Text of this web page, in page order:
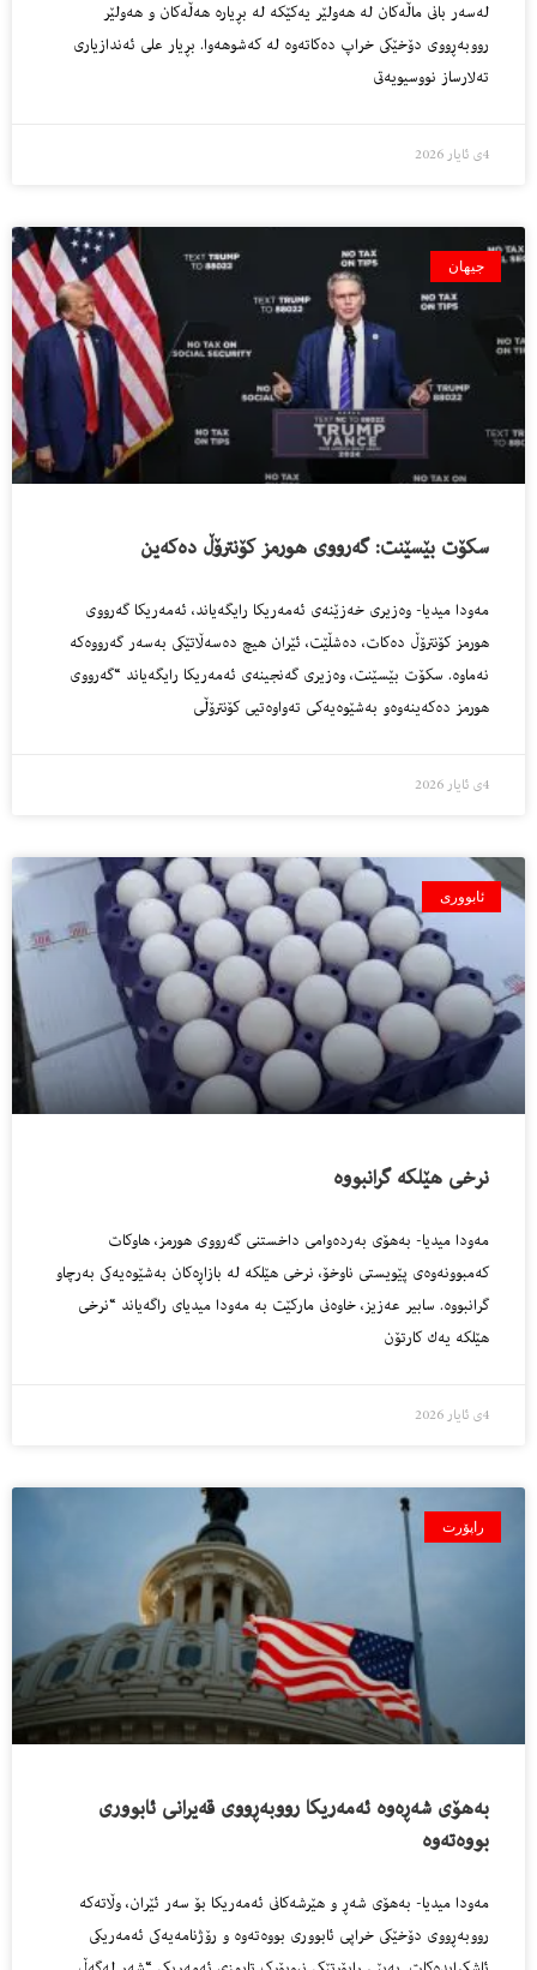
له‌سه‌ر بانى ماڵه‌كان له‌ هه‌ولێر یه‌كێكه‌ له‌ بڕیاره‌ هه‌ڵه‌كان و هه‌ولێر
رووبه‌ڕووى دۆخێكى خراپ ده‌كاته‌وه‌ له‌ كه‌شوهه‌وا. بڕیار علی ئەندازیاری
تەلارساز نووسیویه‌تى
4ی ئایار 2026
جیهان
سكۆت بێسێنت: گه‌رووى هورمز كۆنترۆڵ ده‌كه‌ین
مه‌ودا میدیا- وه‌زیرى خه‌زێنه‌ى ئه‌مه‌ریكا رایگه‌یاند، ئه‌مه‌ریكا گه‌رووى
هورمز كۆنترۆڵ ده‌كات، ده‌شڵێت، ئێران هیچ ده‌سه‌ڵاتێكى به‌سه‌ر گه‌رووه‌كه‌
نه‌ماوه‌. سکۆت بێسێنت، وه‌زیری گه‌نجینه‌ی ئه‌مه‌ریكا رایگه‌یاند “گه‌رووی
هورمز ده‌كه‌ینه‌وه‌و به‌شێوه‌یه‌كی ته‌واوه‌تیی كۆنترۆڵی
4ی ئایار 2026
ئابووری
نرخى هێلكه‌ گرانبووه‌
مه‌ودا میدیا- به‌هۆى به‌رده‌وامى داخستنى گه‌رووى هورمز، هاوكات
كه‌مبوونه‌وه‌ى پێویستى ناوخۆ، نرخى هێلكه‌ له‌ بازاڕه‌كان به‌شێوه‌یه‌كى به‌رچاو
گرانبووه‌. سابیر عه‌زیز، خاوه‌نى ماركێت به‌ مه‌ودا میدیاى راگه‌یاند “نرخى
هێلكه‌ یه‌ك كارتۆن
4ی ئایار 2026
راپۆرت
به‌هۆى شه‌ڕه‌وه‌ ئه‌مه‌ریكا رووبه‌ڕووى قه‌یرانی ئابوورى
بووه‌ته‌وه‌
مه‌ودا میدیا- به‌هۆى شه‌ڕ و هێرشه‌كانى ئه‌مه‌ریكا بۆ سه‌ر ئێران، وڵاته‌كه‌
رووبه‌ڕووى دۆخێكى خراپى ئابوورى بووه‌ته‌وه‌ و رۆژنامه‌یه‌كى ئه‌مه‌ریكى